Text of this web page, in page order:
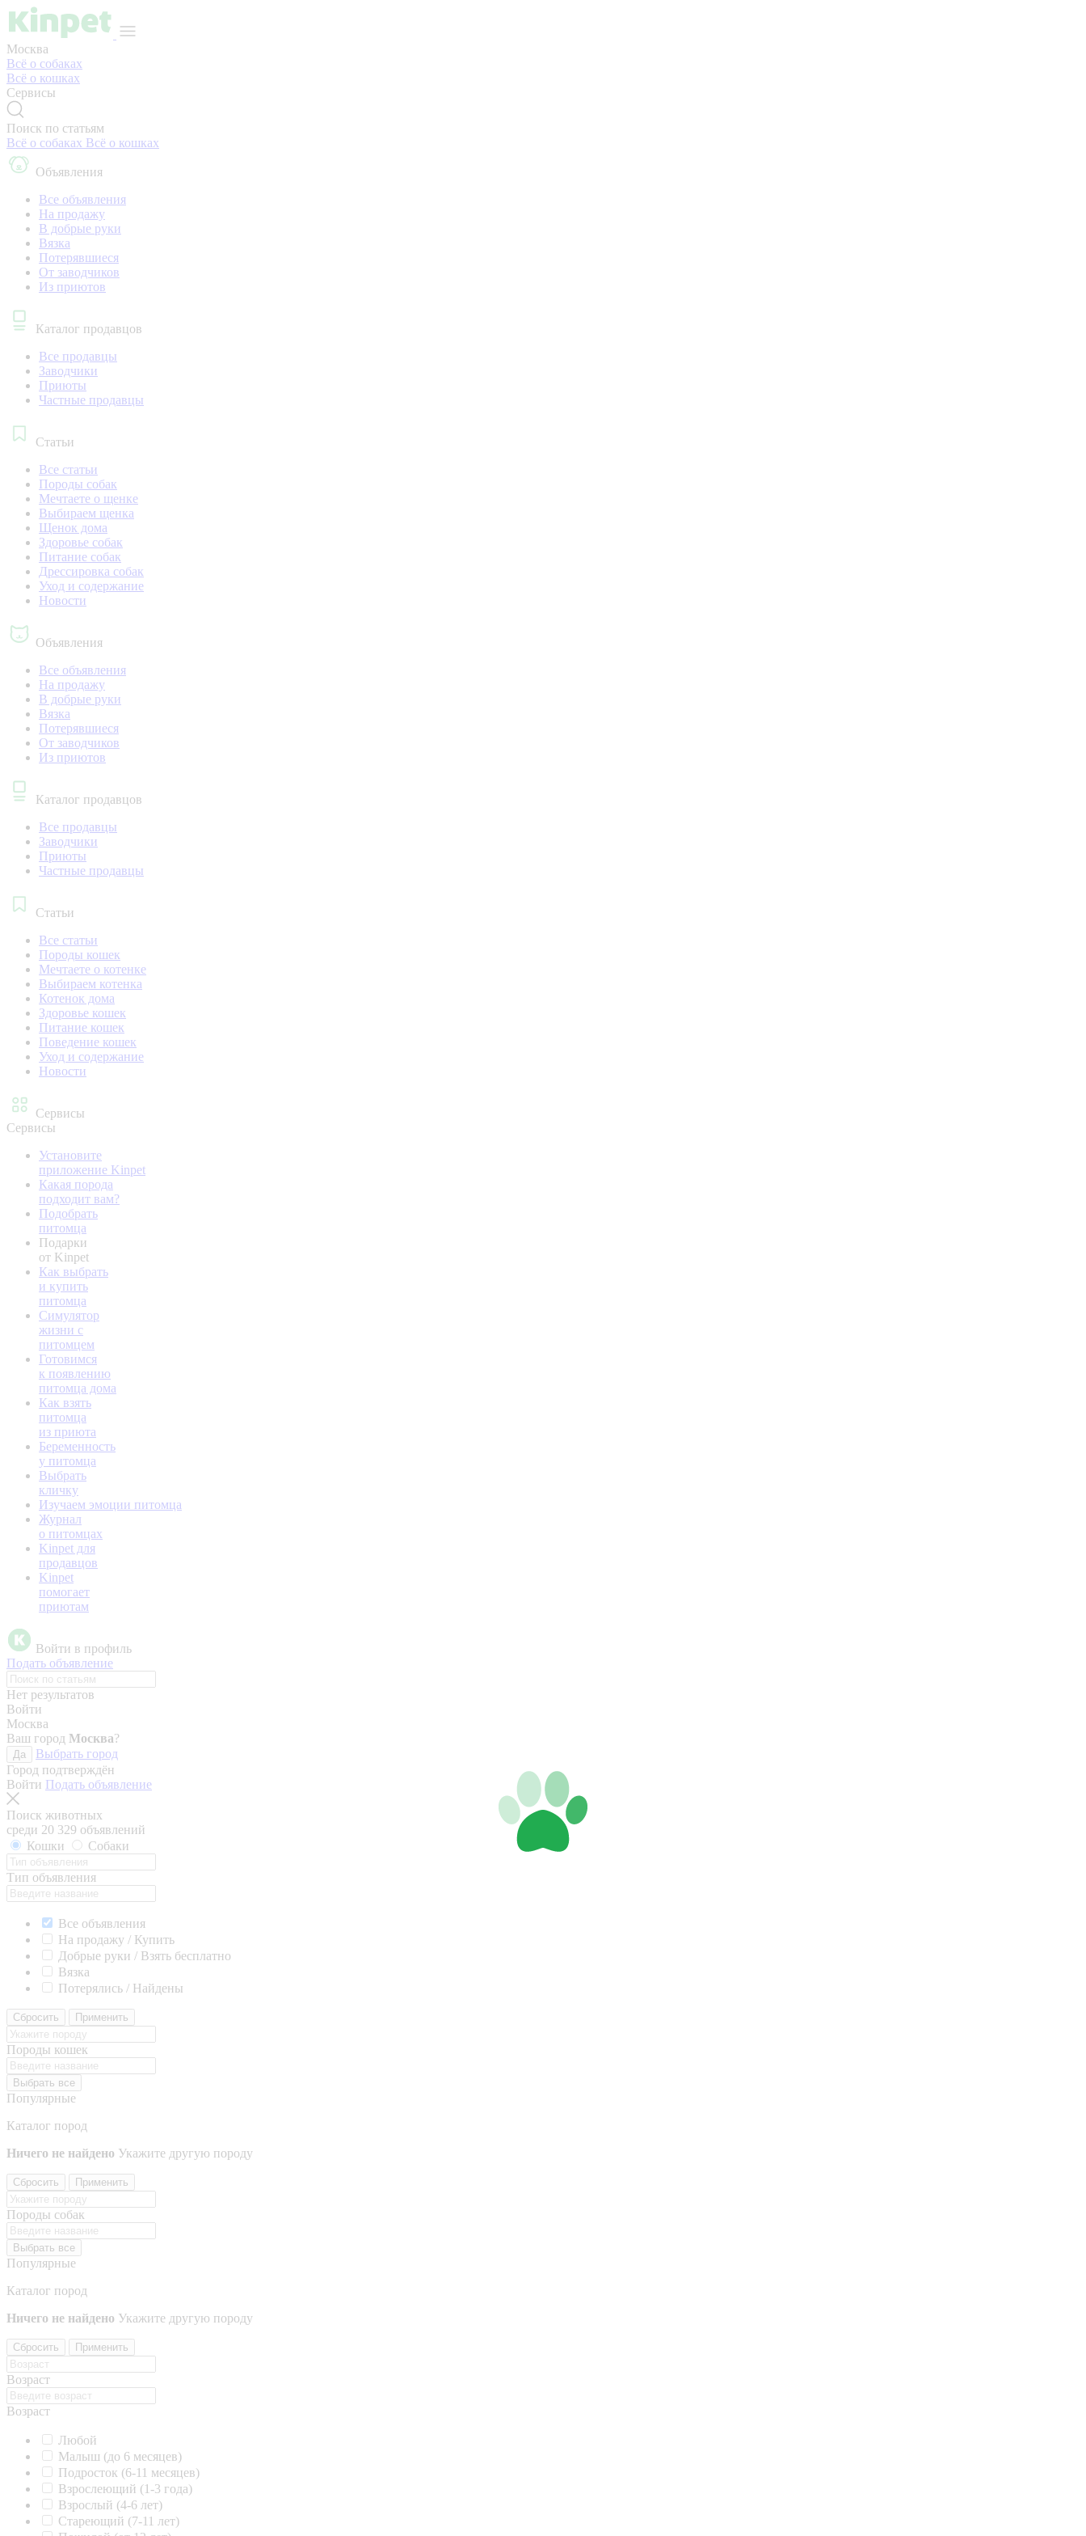
Москва
Всё о собаках
Всё о кошках
Сервисы
Поиск по статьям
Всё о собаках Всё о кошках
Объявления
Все объявления
На продажу
В добрые руки
Вязка
Потерявшиеся
От заводчиков
Из приютов
Каталог продавцов
Все продавцы
Заводчики
Приюты
Частные продавцы
Статьи
Все статьи
Породы собак
Мечтаете о щенке
Выбираем щенка
Щенок дома
Здоровье собак
Питание собак
Дрессировка собак
Уход и содержание
Новости
Объявления
Все объявления
На продажу
В добрые руки
Вязка
Потерявшиеся
От заводчиков
Из приютов
Каталог продавцов
Все продавцы
Заводчики
Приюты
Частные продавцы
Статьи
Все статьи
Породы кошек
Мечтаете о котенке
Выбираем котенка
Котенок дома
Здоровье кошек
Питание кошек
Поведение кошек
Уход и содержание
Новости
Сервисы
Сервисы
Установите
приложение Kinpet
Какая порода
подходит вам?
Подобрать
питомца
Подарки
от Kinpet
Как выбрать
и купить
питомца
Симулятор
жизни с
питомцем
Готовимся
к появлению
питомца дома
Как взять
питомца
из приюта
Беременность
у питомца
Выбрать
кличку
Изучаем эмоции питомца
Журнал
о питомцах
Kinpet для
продавцов
Kinpet
помогает
приютам
Войти в профиль
Подать объявление
Нет результатов
Войти
Москва
Ваш город Москва?
Да
Выбрать город
Город подтверждён
Войти Подать объявление
Поиск животных
среди 20 329 объявлений
Кошки
Собаки
Тип объявления
Все объявления
На продажу / Купить
Добрые руки / Взять бесплатно
Вязка
Потерялись / Найдены
Сбросить Применить
Породы кошек
Выбрать все
Популярные
Каталог пород
Ничего не найдено Укажите другую породу
Сбросить Применить
Породы собак
Выбрать все
Популярные
Каталог пород
Ничего не найдено Укажите другую породу
Сбросить Применить
Возраст
Возраст
Любой
Малыш (до 6 месяцев)
Подросток (6-11 месяцев)
Взрослеющий (1-3 года)
Взрослый (4-6 лет)
Стареющий (7-11 лет)